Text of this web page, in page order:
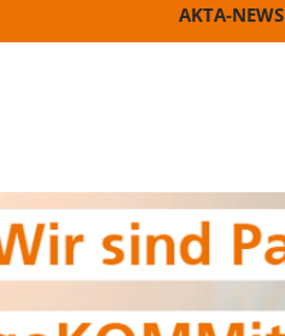
AKTA-NEWS